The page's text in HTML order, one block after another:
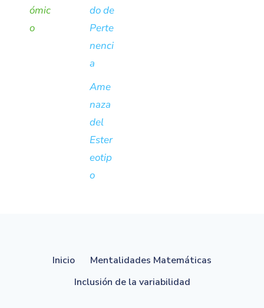
ómic
o
do de
Perte
nenci
a
Ame
naza
del
Ester
eotip
o
Inicio
Mentalidades Matemáticas
Inclusión de la variabilidad